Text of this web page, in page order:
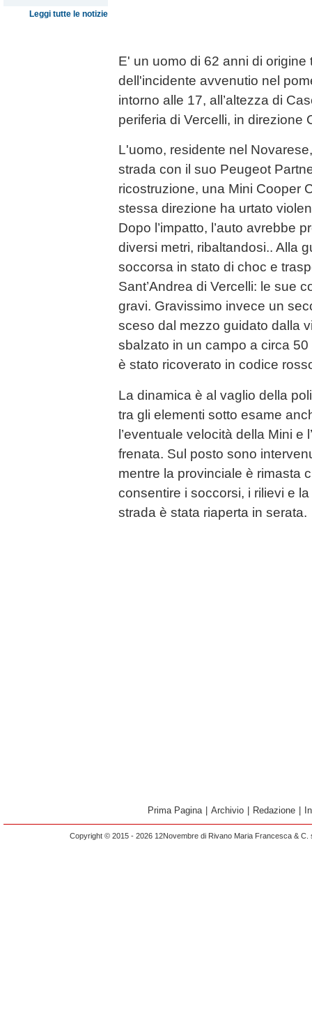
Leggi tutte le notizie
E' un uomo di 62 anni di origine
dell'incidente avvenutio nel
intorno alle 17, all’altezza di
periferia di Vercelli, in direzione
L'uomo, residente nel
strada con il suo Peugeot
ricostruzione, una Mini Cooper
stessa direzione ha urtato
Dopo l’impatto, l’auto avrebbe
diversi metri, ribaltandosi.. Alla
soccorsa in stato di choc e
Sant’Andrea di Vercelli: le sue
gravi. Gravissimo invece un
sceso dal mezzo guidato dalla
sbalzato in un campo a circa 50
è stato ricoverato in codice
La dinamica è al vaglio della
tra gli elementi sotto esame
l’eventuale velocità della Mini e
frenata. Sul posto sono
mentre la provinciale è rimasta
consentire i soccorsi, i rilievi e
strada è stata riaperta in serata.
Prima Pagina Archivio Redazione
Copyright © 2015 - 2026 12Novembre di Rivano Maria Francesca &